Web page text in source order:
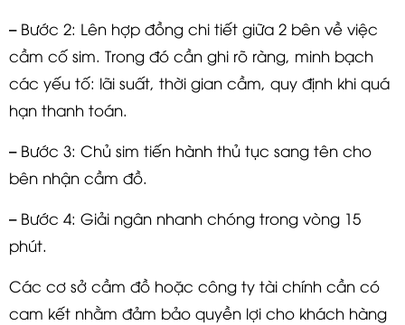
– Bước 2: Lên hợp đồng chi tiết giữa 2 bên về việc
cầm cố sim. Trong đó cần ghi rõ ràng, minh bạch
các yếu tố: lãi suất, thời gian cầm, quy định khi quá
hạn thanh toán.
– Bước 3: Chủ sim tiến hành thủ tục sang tên cho
bên nhận cầm đồ.
– Bước 4: Giải ngân nhanh chóng trong vòng 15
phút.
Các cơ sở cầm đồ hoặc công ty tài chính cần có
cam kết nhằm đảm bảo quyền lợi cho khách hàng